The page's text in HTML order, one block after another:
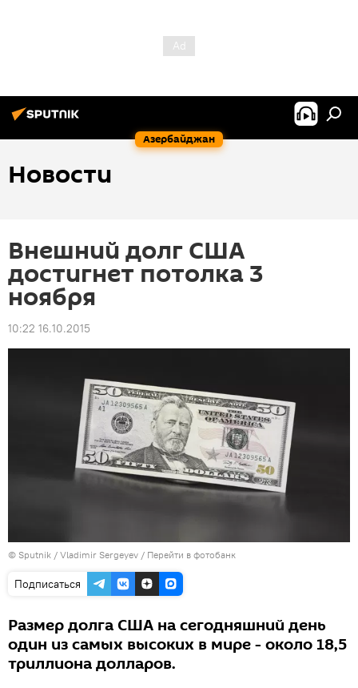
Азербайджан
Новости
Внешний долг США
достигнет потолка 3
ноября
10:22 16.10.2015
© Sputnik / Vladimir Sergeyev / Перейти в фотобанк
Подписаться
Размер долга США на сегодняшний день
один из самых высоких в мире - около 18,5
триллиона долларов.